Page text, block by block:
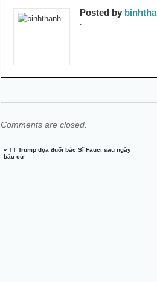
Posted by
:
Comments are closed.
«TT Trump dọa đuổi bác Sĩ Fauci sau ngày
bầu cử